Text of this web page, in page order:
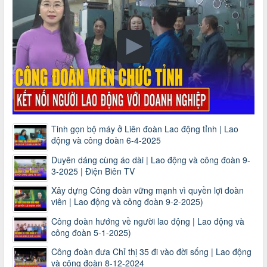
Tinh gọn bộ máy ở Liên đoàn Lao động tỉnh | Lao
động và công đoàn 6-4-2025
Duyên dáng cùng áo dài | Lao động và công đoàn 9-
3-2025 | Điện Biên TV
Xây dựng Công đoàn vững mạnh vì quyền lợi đoàn
viên | Lao động và công đoàn 9-2-2025)
Công đoàn hướng về người lao động | Lao động và
công đoàn 5-1-2025)
Công đoàn đưa Chỉ thị 35 đi vào đời sống | Lao động
và công đoàn 8-12-2024